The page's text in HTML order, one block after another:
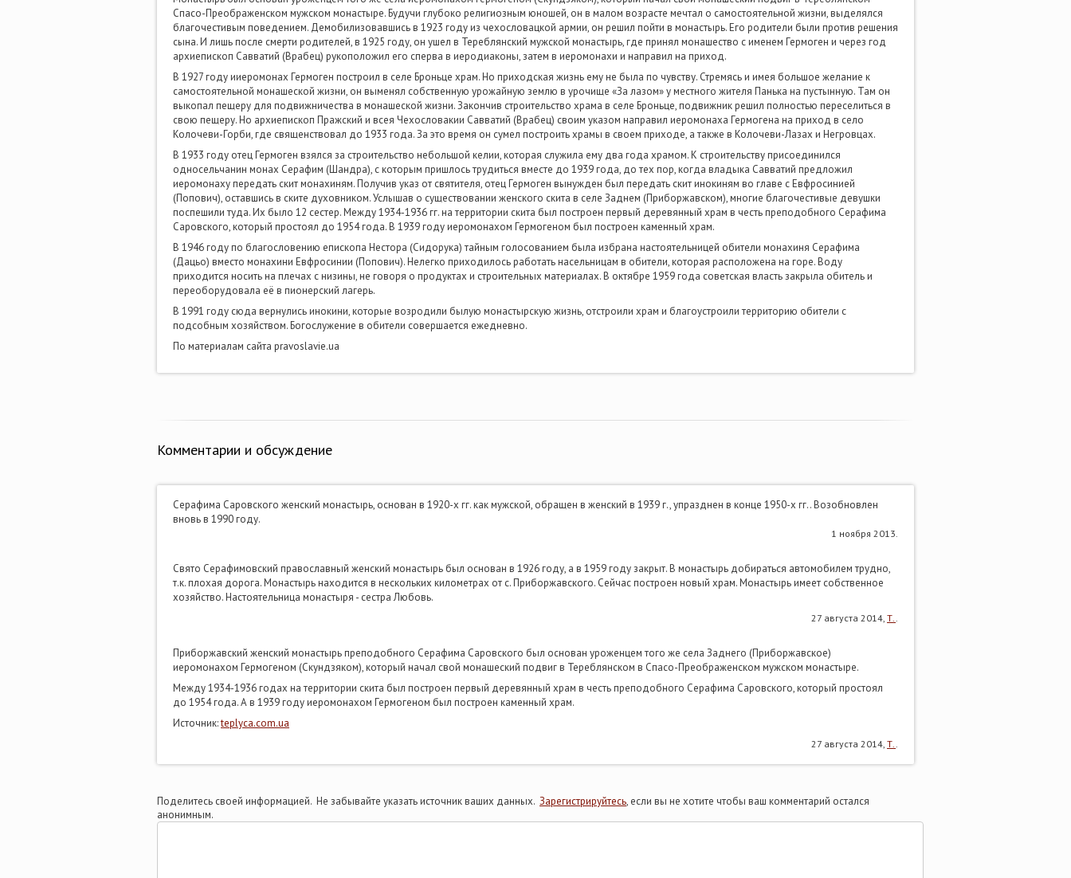
Спасо-Преображенском мужском монастыре. Будучи глубоко религиозным юношей, он в малом возрасте мечтал о самостоятельной жизни, выделялся
благочестивым поведением. Демобилизовавшись в 1923 году из чехословацкой армии, он решил пойти в монастырь. Его родители были против решения
сына. И лишь после смерти родителей, в 1925 году, он ушел в Тереблянский мужской монастырь, где принял монашество с именем Гермоген и через год
архиепископ Савватий (Врабец) рукоположил его сперва в иеродиаконы, затем в иеромонахи и направил на приход.
В 1927 году ииеромонах Гермоген построил в селе Броньце храм. Но приходская жизнь ему не была по чувству. Стремясь и имея большое желание к
самостоятельной монашеской жизни, он выменял собственную урожайную землю в урочище «За лазом» у местного жителя Панька на пустынную. Там он
выкопал пещеру для подвижничества в монашеской жизни. Закончив строительство храма в селе Броньце, подвижник решил полностью переселиться в
свою пещеру. Но архиепископ Пражский и всея Чехословакии Савватий (Врабец) своим указом направил иеромонаха Гермогена на приход в село
Колочеви-Горби, где священствовал до 1933 года. За это время он сумел построить храмы в своем приходе, а также в Колочеви-Лазах и Негровцах.
В 1933 году отец Гермоген взялся за строительство небольшой келии, которая служила ему два года храмом. К строительству присоединился
односельчанин монах Серафим (Шандра), с которым пришлось трудиться вместе до 1939 года, до тех пор, когда владыка Савватий предложил
иеромонаху передать скит монахиням. Получив указ от святителя, отец Гермоген вынужден был передать скит инокиням во главе с Евфросинией
(Попович), оставшись в ските духовником. Услышав о существовании женского скита в селе Заднем (Приборжавском), многие благочестивые девушки
поспешили туда. Их было 12 сестер. Между 1934-1936 гг. на территории скита был построен первый деревянный храм в честь преподобного Серафима
Саровского, который простоял до 1954 года. В 1939 году иеромонахом Гермогеном был построен каменный храм.
В 1946 году по благословению епископа Нестора (Сидорука) тайным голосованием была избрана настоятельницей обители монахиня Серафима
(Дацьо) вместо монахини Евфросинии (Попович). Нелегко приходилось работать насельницам в обители, которая расположена на горе. Воду
приходится носить на плечах с низины, не говоря о продуктах и строительных материалах. В октябре 1959 года советская власть закрыла обитель и
переоборудовала её в пионерский лагерь.
В 1991 году сюда вернулись инокини, которые возродили былую монастырскую жизнь, отстроили храм и благоустроили территорию обители с
подсобным хозяйством. Богослужение в обители совершается ежедневно.
По материалам сайта pravoslavie.ua
Комментарии и обсуждение
Серафима Саровского женский монастырь, основан в 1920-х гг. как мужской, обращен в женский в 1939 г., упразднен в конце 1950-х гг.. Возобновлен
вновь в 1990 году.
1 ноября 2013.
Свято Серафимовский православный женский монастырь был основан в 1926 году, а в 1959 году закрыт. В монастырь добираться автомобилем трудно,
т.к. плохая дорога. Монастырь находится в нескольких километрах от c. Приборжавского. Сейчас построен новый храм. Монастырь имеет собственное
хозяйство. Настоятельница монастыря - сестра Любовь.
27 августа 2014, Т.
Приборжавский женский монастырь преподобного Серафима Саровского был основан уроженцем того же села Заднего (Приборжавское)
иеромонахом Гермогеном (Скундзяком), который начал свой монашеский подвиг в Тереблянском в Спасо-Преображенском мужском монастыре.
Между 1934-1936 годах на территории скита был построен первый деревянный храм в честь преподобного Серафима Саровского, который простоял
до 1954 года. А в 1939 году иеромонахом Гермогеном был построен каменный храм.
Источник:teplyca.com.ua
27 августа 2014, Т.
Поделитесь своей информацией. Не забывайте указать источник ваших данных. Зарегистрируйтесь, если вы не хотите чтобы ваш комментарий остался
анонимным.